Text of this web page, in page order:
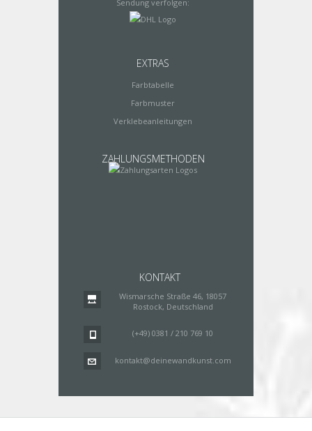
Sendung verfolgen:
EXTRAS
Farbtabelle
Farbmuster
Verklebeanleitungen
ZAHLUNGSMETHODEN
KONTAKT
Wismarsche Straße 46, 18057
Rostock, Deutschland
(+49) 0381 / 210 769 10
kontakt@deinewandkunst.com